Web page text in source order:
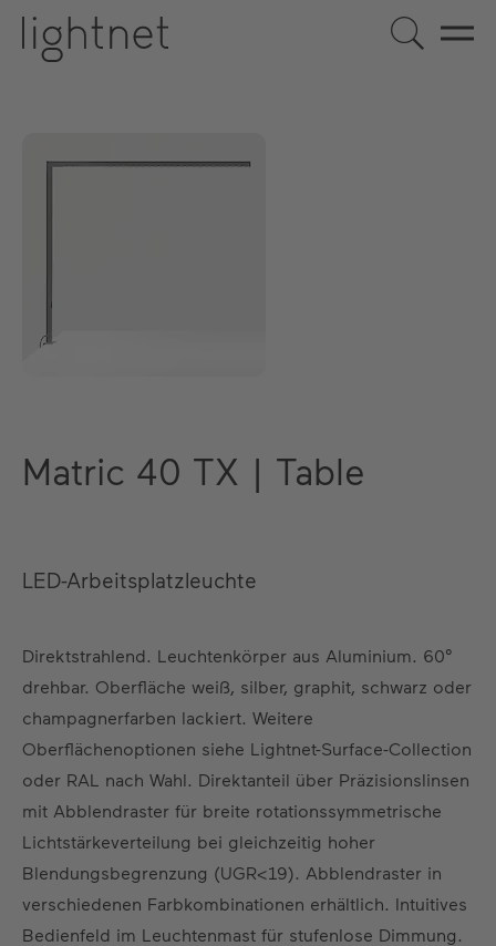
Matric 40 TX | Table
LED-Arbeitsplatzleuchte
Direktstrahlend. Leuchtenkörper aus Aluminium. 60°
drehbar. Oberfläche weiß, silber, graphit, schwarz oder
champagnerfarben lackiert. Weitere
Oberflächenoptionen siehe Lightnet-Surface-Collection
oder RAL nach Wahl. Direktanteil über Präzisionslinsen
mit Abblendraster für breite rotationssymmetrische
Lichtstärkeverteilung bei gleichzeitig hoher
Blendungsbegrenzung (UGR<19). Abblendraster in
verschiedenen Farbkombinationen erhältlich. Intuitives
Bedienfeld im Leuchtenmast für stufenlose Dimmung.